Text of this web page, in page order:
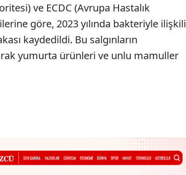
ve ECDC (Avrupa Hastalık
göre, 2023 yılında bakteriyle ilişkili
kaydedildi. Bu salgınların
yumurta ürünleri ve unlu mamuller